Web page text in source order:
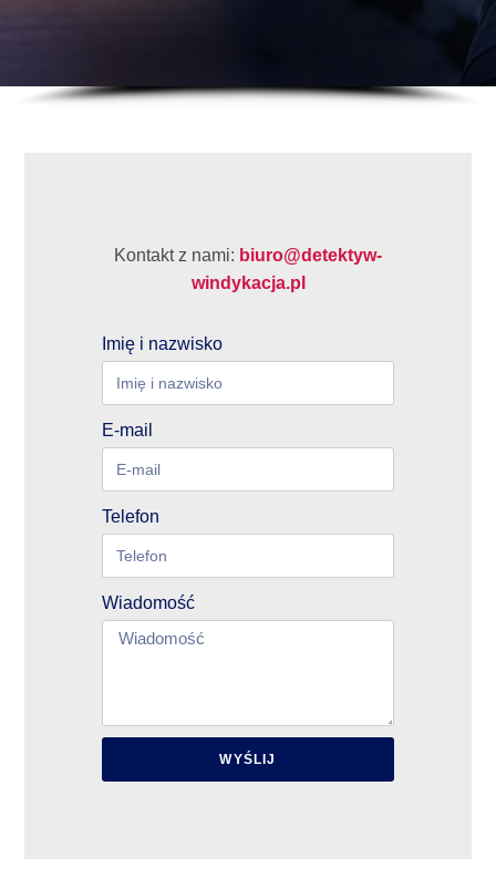
Kontakt z nami: biuro@detektyw-
windykacja.pl
Imię i nazwisko
E-mail
Telefon
Wiadomość
WYŚLIJ